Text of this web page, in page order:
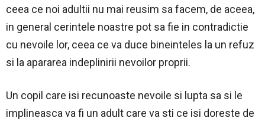
ceea ce noi adultii nu mai reusim sa facem, de aceea,
in general cerintele noastre pot sa fie in contradictie
cu nevoile lor, ceea ce va duce bineinteles la un refuz
si la apararea indeplinirii nevoilor proprii.
Un copil care isi recunoaste nevoile si lupta sa si le
implineasca va fi un adult care va sti ce isi doreste de